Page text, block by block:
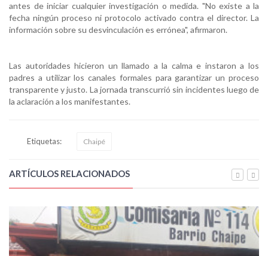
antes de iniciar cualquier investigación o medida. "No existe a la
fecha ningún proceso ni protocolo activado contra el director. La
información sobre su desvinculación es errónea", afirmaron.
Las autoridades hicieron un llamado a la calma e instaron a los
padres a utilizar los canales formales para garantizar un proceso
transparente y justo. La jornada transcurrió sin incidentes luego de
la aclaración a los manifestantes.
Etiquetas: Chaipé
ARTÍCULOS RELACIONADOS